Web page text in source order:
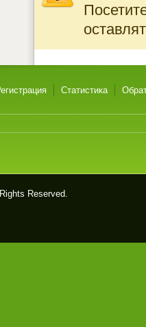
Статистика
Reserved.